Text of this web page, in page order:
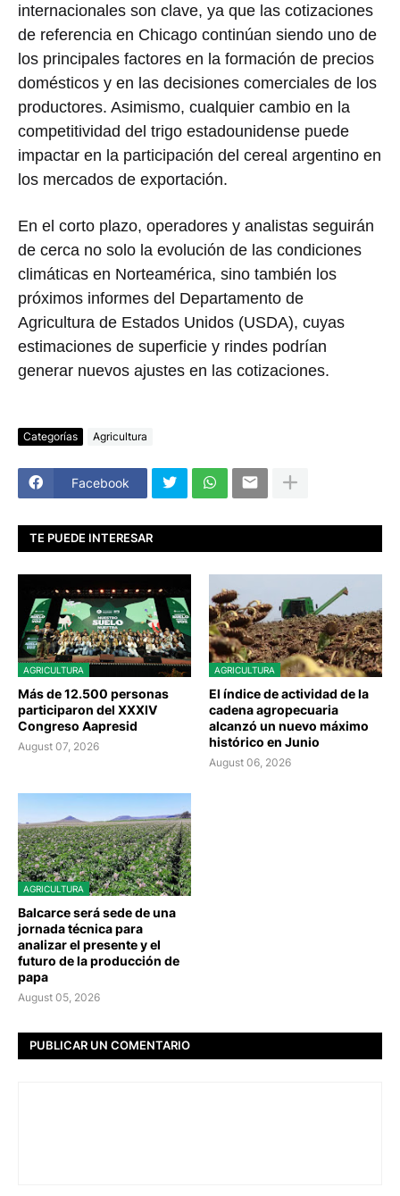
internacionales son clave, ya que las cotizaciones
de referencia en Chicago continúan siendo uno de
los principales factores en la formación de precios
domésticos y en las decisiones comerciales de los
productores. Asimismo, cualquier cambio en la
competitividad del trigo estadounidense puede
impactar en la participación del cereal argentino en
los mercados de exportación.
En el corto plazo, operadores y analistas seguirán
de cerca no solo la evolución de las condiciones
climáticas en Norteamérica, sino también los
próximos informes del Departamento de
Agricultura de Estados Unidos (USDA), cuyas
estimaciones de superficie y rindes podrían
generar nuevos ajustes en las cotizaciones.
Categorías Agricultura
Facebook
TE PUEDE INTERESAR
AGRICULTURA
Más de 12.500 personas
participaron del XXXIV
Congreso Aapresid
August 07, 2026
AGRICULTURA
El índice de actividad de la
cadena agropecuaria
alcanzó un nuevo máximo
histórico en Junio
August 06, 2026
AGRICULTURA
Balcarce será sede de una
jornada técnica para
analizar el presente y el
futuro de la producción de
papa
August 05, 2026
PUBLICAR UN COMENTARIO